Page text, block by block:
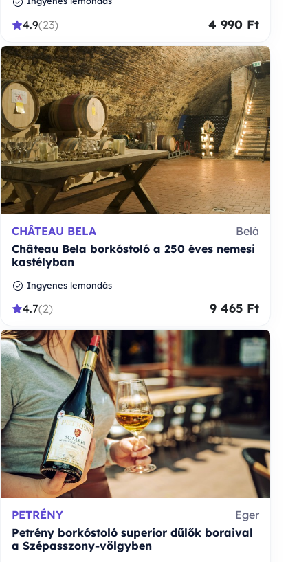
4.9(23) 4 990 Ft
CHÂTEAU BELA
Belá
Château Bela borkóstoló a 250 éves nemesi
kastélyban
Ingyenes lemondás
4.7(2) 9 465 Ft
PETRÉNY
Eger
Petrény borkóstoló superior dűlők boraival
a Szépasszony-völgyben